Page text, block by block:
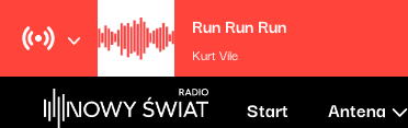
Run Run Run
Kurt Vile
Start Antena